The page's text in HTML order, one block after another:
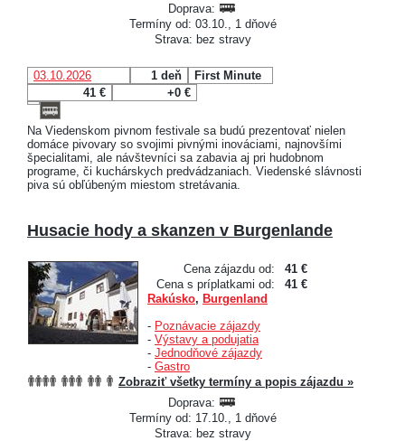
Doprava:
Termíny od: 03.10., 1 dňové
Strava: bez stravy
03.10.2026 1 deň
First Minute
41 €
+0 €
Na Viedenskom pivnom festivale sa budú prezentovať nielen
domáce pivovary so svojimi pivnými inováciami, najnovšími
špecialitami, ale návštevníci sa zabavia aj pri hudobnom
programe, či kuchárskych predvádzaniach. Viedenské slávnosti
piva sú obľúbeným miestom stretávania.
Husacie hody a skanzen v Burgenlande
Cena zájazdu od:
41 €
Cena s príplatkami od:
41 €
Rakúsko, Burgenland
- Poznávacie zájazdy
- Výstavy a podujatia
- Jednodňové zájazdy
- Gastro
Zobraziť všetky termíny a popis zájazdu »
Doprava:
Termíny od: 17.10., 1 dňové
Strava: bez stravy